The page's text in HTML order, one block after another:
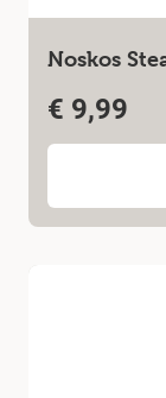
Noskos
€ 9,99